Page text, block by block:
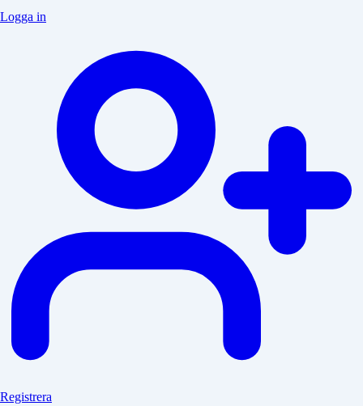
Logga in
Registrera